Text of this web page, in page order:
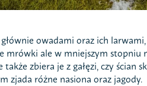
owadami oraz ich
mrówki ale w mniejszym stopniu
zbiera je z gałęzi, czy ścian
zjada różne nasiona oraz jagody.